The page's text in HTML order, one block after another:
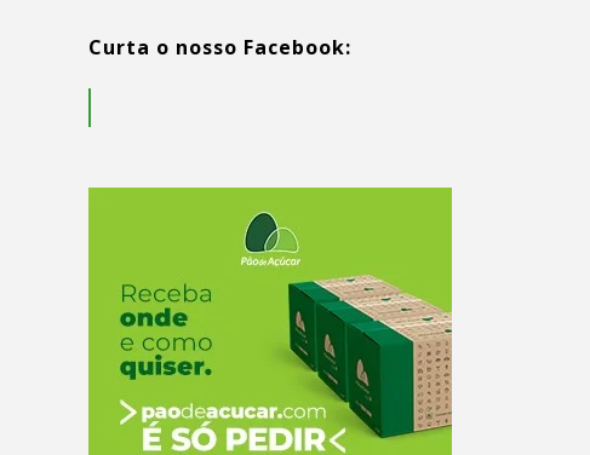
Curta o nosso Facebook: